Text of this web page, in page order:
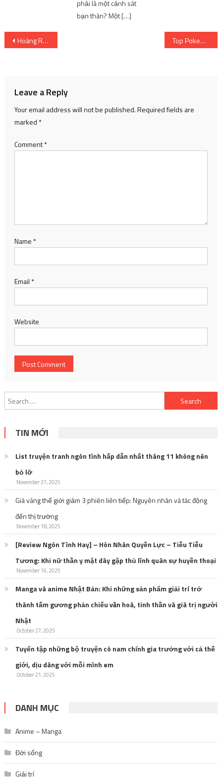
phải là một cảnh sát
bạn thân? Một […]
Post
Hoàng Rapper choáng ngợp trước cơ ngơi đồ sộ của Vũ Mạnh Cường Top Pokemon thuộc hệ bay tốt nhất trong Pokemon GO
Leave a Reply
Your email address will not be published.Required fields are
marked *
Comment*
Name *
Email *
Website
Search
for:
TIN MỚI
List truyện tranh ngôn tình hấp dẫn nhất tháng 11 không nên
bỏ lỡ
November 27, 2025
Giá vàng thế giới giảm 3 phiên liên tiếp: Nguyên nhân và tác động
đến thị trường
November 18, 2025
[Review Ngôn Tình Hay] – Hôn Nhân Quyền Lực – Tiễu Tiễu
Tương: Khi nữ thần y mặt dày gặp thủ lĩnh quân sự huyền thoại
November 16, 2025
Manga và anime Nhật Bản: Khi những sản phẩm giải trí trở
thành tấm gương phản chiếu văn hoá, tinh thần và giá trị người
Nhật
October 27, 2025
Tuyển tập những bộ truyện có nam chính gia trưởng với cả thế
giới, dịu dàng với mỗi mình em
October 21, 2025
DANH MỤC
Anime – Manga
Đời sống
Giải trí